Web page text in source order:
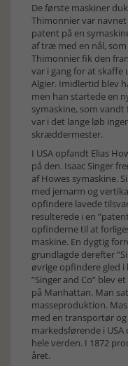
De første maskiner
Thimonnier var
patent på en
af træ med en nål,
Thimonnier fik den
var i gang for at
Algier. Imidlertid blev
men han startede en
symaskine, som
var i det lange løb
skræddermester.
I USA opfandt Elias
på den. Isaac Singer
af Howes symaskine.
med jernarm og
opfindere lavede
resulterede i en
opfinderne til at
maskine. En dygtig
grundlagde derefter
øvrige opfindere gled i
”Singer and Co” blev
på Manhattan. Man
masseproduktion.
med en transportør
markedsførende i
hele verden. I 1872
året.